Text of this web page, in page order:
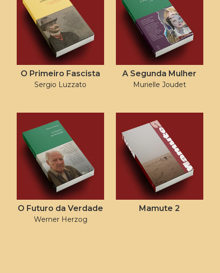
O Primeiro Fascista
Sergio Luzzato
A Segunda Mulher
Murielle Joudet
O Futuro da Verdade
Werner Herzog
Mamute 2